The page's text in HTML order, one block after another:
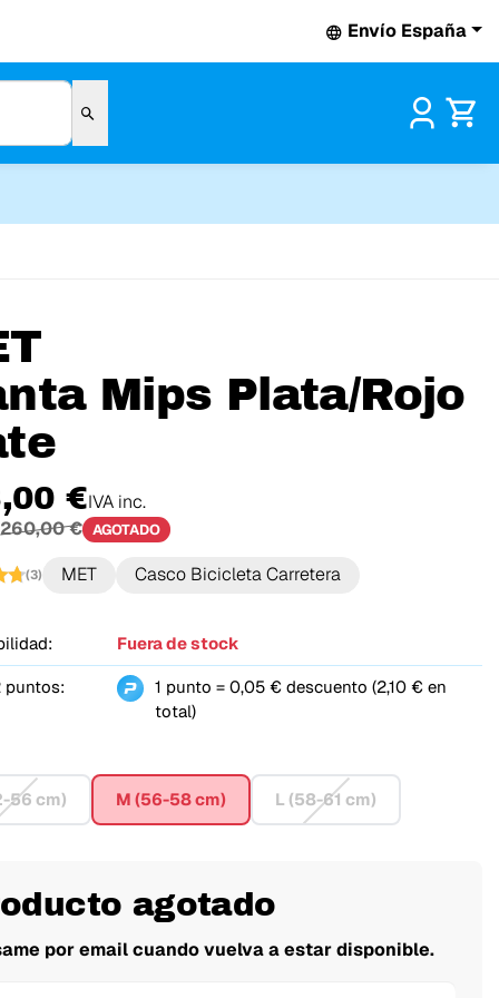
Envío España
Mips Plata/Rojo
€IVA inc.
260,00 € AGOTADO
(3) MET Casco Bicicleta Carretera
Fuera de stock
puntos:
1 punto = 0,05 € descuento (2,10 € en
total)
56 cm) M (56-58 cm) L (58-61 cm)
agotado
por email cuando vuelva a estar disponible.